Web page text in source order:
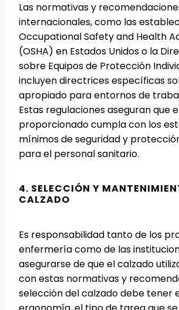
Las normativas y
internacionales, como las
Occupational Safety and Health
(OSHA) en Estados Unidos o la
sobre Equipos de Protección
incluyen directrices específicas
apropiado para entornos de
Estas regulaciones aseguran que
proporcionado cumpla con los
mínimos de seguridad y
para el personal sanitario.
4. SELECCIÓN Y
CALZADO
Es responsabilidad tanto de los
enfermería como de las
asegurarse de que el calzado
con estas normativas y
selección del calzado debe tener